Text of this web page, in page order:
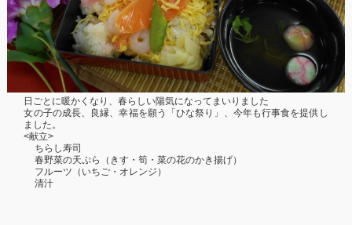
日ごとに暖かくなり、春らしい陽気になってまいりました
女の子の成長、良縁、幸福を願う「ひな祭り」、今年も行事食を提供し
ました。
<献立>
ちらし寿司
春野菜の天ぷら（きす・筍・菜の花のかき揚げ）
フルーツ（いちご・オレンジ）
清汁